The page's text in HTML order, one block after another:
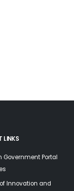
LINKS
Government Portal
Innovation and